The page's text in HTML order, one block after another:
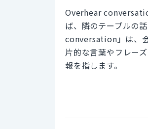
Overhear
ば、隣のテーブルの
conversation」は、
片的な言葉やフレー
報を指します。